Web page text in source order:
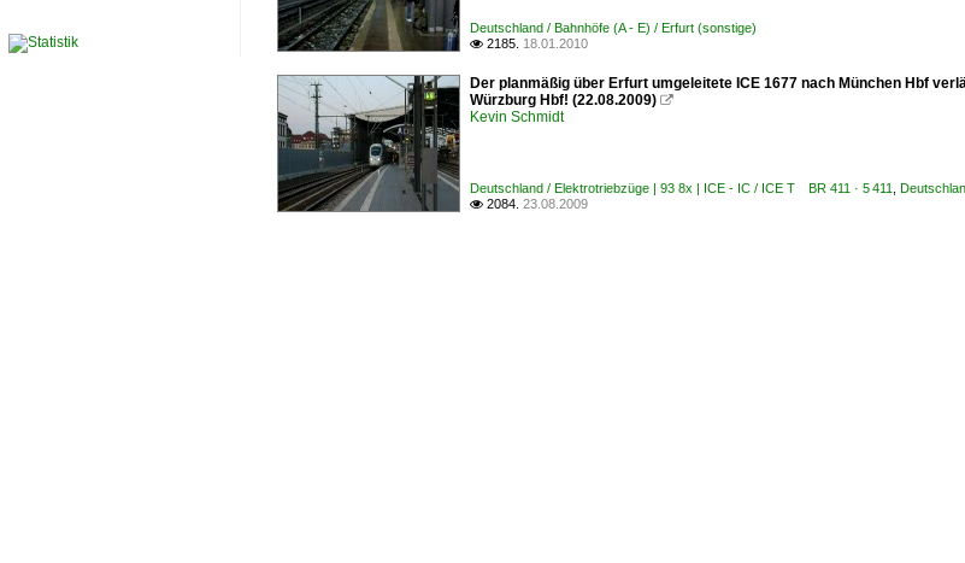
Deutschland / Bahnhöfe (A - E) / Erfurt (sonstige)
 2185. 18.01.2010
Der planmäßig über Erfurt umgeleitete ICE 1677 nach München Hbf
Würzburg Hbf! (22.08.2009) 
Kevin Schmidt
Deutschland / Elektrotriebzüge | 93 8x | ICE - IC / ICE T BR 411 · 5 411
 2084. 23.08.2009